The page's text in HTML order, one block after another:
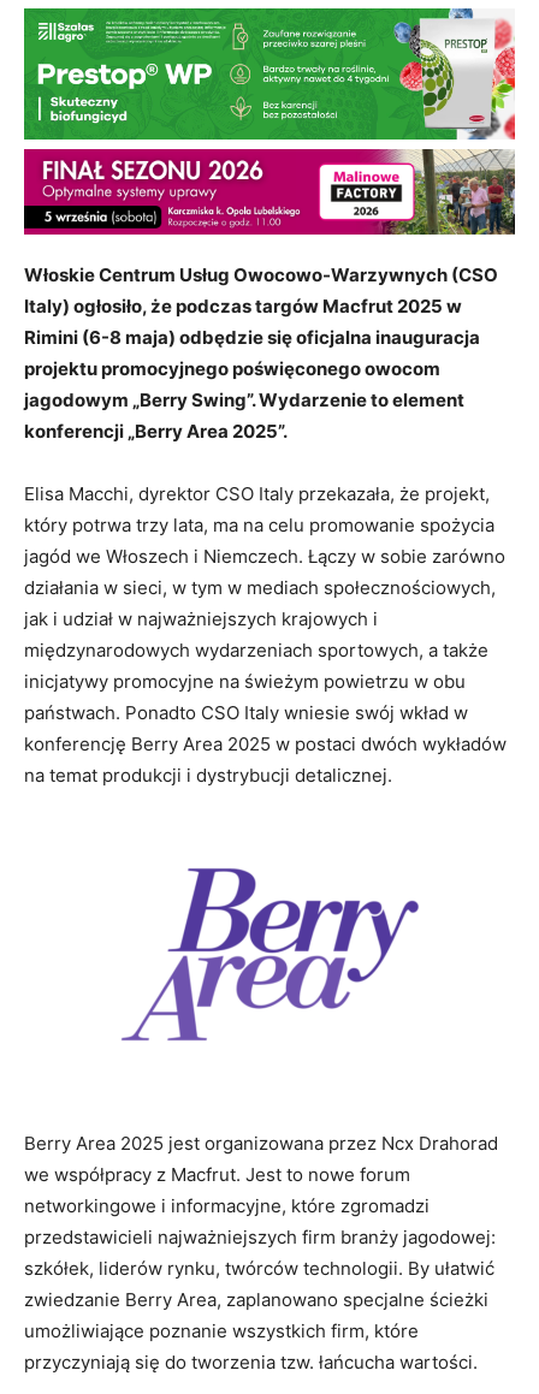
Włoskie Centrum Usług Owocowo-Warzywnych (CSO
Italy) ogłosiło, że podczas targów Macfrut 2025 w
Rimini (6-8 maja) odbędzie się oficjalna inauguracja
projektu promocyjnego poświęconego owocom
jagodowym „Berry Swing”. Wydarzenie to element
konferencji „Berry Area 2025”.
Elisa Macchi, dyrektor CSO Italy przekazała, że projekt,
który potrwa trzy lata, ma na celu promowanie spożycia
jagód we Włoszech i Niemczech. Łączy w sobie zarówno
działania w sieci, w tym w mediach społecznościowych,
jak i udział w najważniejszych krajowych i
międzynarodowych wydarzeniach sportowych, a także
inicjatywy promocyjne na świeżym powietrzu w obu
państwach. Ponadto CSO Italy wniesie swój wkład w
konferencję Berry Area 2025 w postaci dwóch wykładów
na temat produkcji i dystrybucji detalicznej.
Berry Area 2025 jest organizowana przez Ncx Drahorad
we współpracy z Macfrut. Jest to nowe forum
networkingowe i informacyjne, które zgromadzi
przedstawicieli najważniejszych firm branży jagodowej:
szkółek, liderów rynku, twórców technologii. By ułatwić
zwiedzanie Berry Area, zaplanowano specjalne ścieżki
umożliwiające poznanie wszystkich firm, które
przyczyniają się do tworzenia tzw. łańcucha wartości.